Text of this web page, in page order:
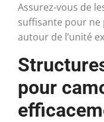
Assurez-vous de
suffisante pour ne
autour de l’unité
pour